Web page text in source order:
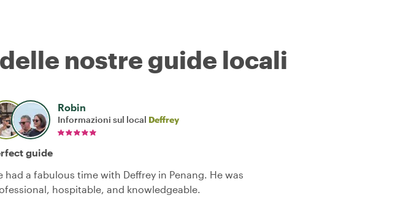
nostre guide locali
Robin
Informazioni sul local Deffrey
guide
had a fabulous time with Deffrey in Penang. He was
hospitable, and knowledgeable.